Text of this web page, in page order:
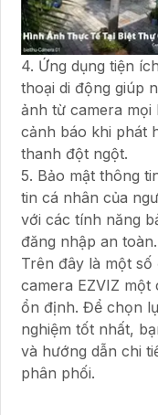
4. Ứng dụng tiện
thoại di động giúp
ảnh từ camera mọi
cảnh báo khi phát
thanh đột ngột.
5. Bảo mật thông
tin cá nhân của
với các tính năng
đăng nhập an toàn.
Trên đây là một
camera EZVIZ
ổn định. Để chọn
nghiệm tốt nhất,
và hướng dẫn chi
phân phối.